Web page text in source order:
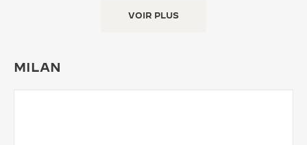
VOIR PLUS
MILAN